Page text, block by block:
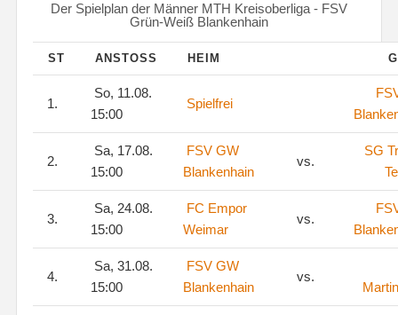
Der Spielplan der Männer MTH Kreisoberliga - FSV
Grün-Weiß Blankenhain
ST ANSTOSS HEIM
1.
So, 11.08.
15:00
Spielfrei
2.
Sa, 17.08.
15:00
FSV GW
Blankenhain
vs.
SG
3.
Sa, 24.08.
15:00
FC Empor
Weimar
vs.
4.
Sa, 31.08.
15:00
FSV GW
Blankenhain
vs.